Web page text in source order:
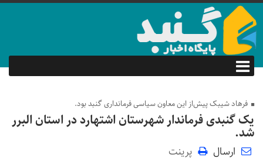
فرهاد شیبک پیش‌از این معاون سیاسی فرمانداری گنبد بود.
یک گنبدی فرماندار شهرستان اشتهارد در استان البرر
شد.
ارسال پرینت